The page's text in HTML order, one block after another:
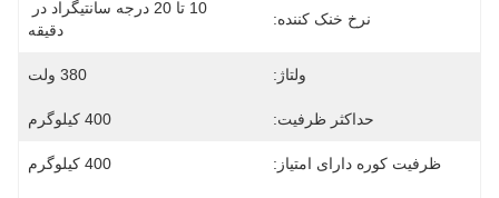
نرخ خنک کننده:
دقیقه
ولتاژ: 380 ولت
حداکثر ظرفیت: 400 کیلوگرم
ظرفیت کوره دارای امتیاز: 400 کیلوگرم